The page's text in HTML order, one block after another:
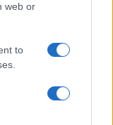
web or
to
a Copenhagen